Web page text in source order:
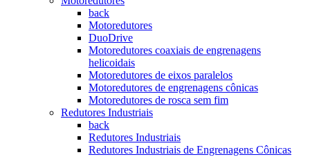
back
Motoredutores
DuoDrive
Motoredutores coaxiais de engrenagens
helicoidais
Motoredutores de eixos paralelos
Motoredutores de engrenagens cônicas
Motoredutores de rosca sem fim
Redutores Industriais
back
Redutores Industriais
Redutores Industriais de Engrenagens Cônicas